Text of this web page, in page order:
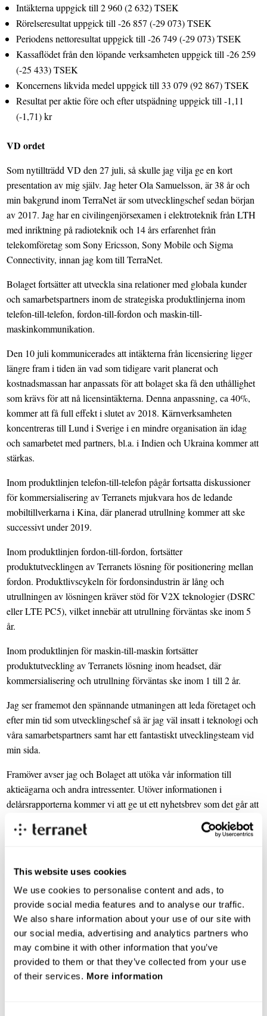
This website uses cookies
We use cookies to personalise content and ads, to
provide social media features and to analyse our traffic.
We also share information about your use of our site with
our social media, advertising and analytics partners who
may combine it with other information that you’ve
provided to them or that they’ve collected from your use
of their services. More information
Intäkterna uppgick till 2 960 (2 632) TSEK
Rörelseresultat uppgick till -26 857 (-29 073) TSEK
Periodens nettoresultat uppgick till -26 749 (-29 073) TSEK
Kassaflödet från den löpande verksamheten uppgick till -26 259
(-25 433) TSEK
Koncernens likvida medel uppgick till 33 079 (92 867) TSEK
Resultat per aktie före och efter utspädning uppgick till -1,11
(-1,71) kr
VD ordet
Som nytillträdd VD den 27 juli, så skulle jag vilja ge en kort
presentation av mig själv. Jag heter Ola Samuelsson, är 38 år och
min bakgrund inom TerraNet är som utvecklingschef sedan början
av 2017. Jag har en civilingenjörsexamen i elektroteknik från LTH
med inriktning på radioteknik och 14 års erfarenhet från
telekomföretag som Sony Ericsson, Sony Mobile och Sigma
Connectivity, innan jag kom till TerraNet.
Bolaget fortsätter att utveckla sina relationer med globala kunder
och samarbetspartners inom de strategiska produktlinjerna inom
telefon-till-telefon, fordon-till-fordon och maskin-till-
maskinkommunikation.
Den 10 juli kommunicerades att intäkterna från licensiering ligger
längre fram i tiden än vad som tidigare varit planerat och
kostnadsmassan har anpassats för att bolaget ska få den uthållighet
som krävs för att nå licensintäkterna. Denna anpassning, ca 40%,
kommer att få full effekt i slutet av 2018. Kärnverksamheten
koncentreras till Lund i Sverige i en mindre organisation än idag
och samarbetet med partners, bl.a. i Indien och Ukraina kommer att
stärkas.
Inom produktlinjen telefon-till-telefon pågår fortsatta diskussioner
för kommersialisering av Terranets mjukvara hos de ledande
mobiltillverkarna i Kina, där planerad utrullning kommer att ske
successivt under 2019.
Inom produktlinjen fordon-till-fordon, fortsätter
produktutvecklingen av Terranets lösning för positionering mellan
fordon. Produktlivscykeln för fordonsindustrin är lång och
utrullningen av lösningen kräver stöd för V2X teknologier (DSRC
eller LTE PC5), vilket innebär att utrullning förväntas ske inom 5
år.
Inom produktlinjen för maskin-till-maskin fortsätter
produktutveckling av Terranets lösning inom headset, där
kommersialisering och utrullning förväntas ske inom 1 till 2 år.
Jag ser framemot den spännande utmaningen att leda företaget och
efter min tid som utvecklingschef så är jag väl insatt i teknologi och
våra samarbetspartners samt har ett fantastiskt utvecklingsteam vid
min sida.
Framöver avser jag och Bolaget att utöka vår information till
aktieägarna och andra intressenter. Utöver informationen i
delårsrapporterna kommer vi att ge ut ett nyhetsbrev som det går att
Väsentliga händelser under perioden
Årsstämman i Terranet Holding AB beslutade att genomföra en
riktad nyemission till det indiska bolaget MSA Ventures Private
Limited. Bolaget inbetalade ett investerarkapital år 2012 vilket nu
konverterats till 204 716 stycken B-aktier och ökat eget kapital med
2 849 TSEK. Per den 30 juni var aktierna under registrering hos